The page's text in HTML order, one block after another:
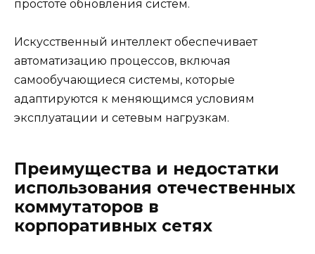
простоте обновления систем.
Искусственный интеллект обеспечивает
автоматизацию процессов, включая
самообучающиеся системы, которые
адаптируются к меняющимся условиям
эксплуатации и сетевым нагрузкам.
Преимущества и недостатки
использования отечественных
коммутаторов в
корпоративных сетях